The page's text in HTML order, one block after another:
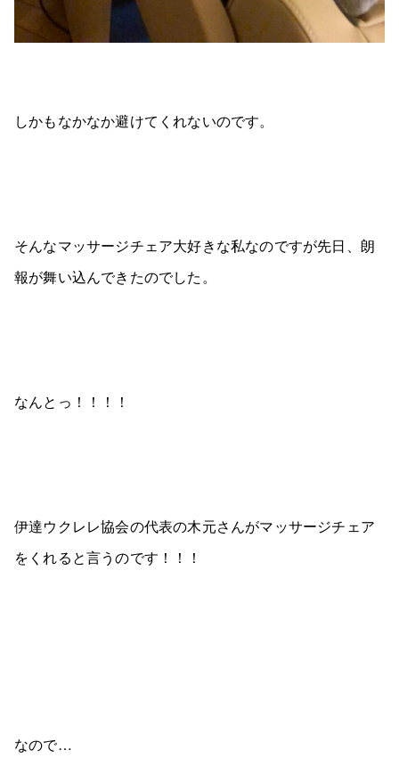
しかもなかなか避けてくれないのです。
そんなマッサージチェア大好きな私なのですが先日、朗
報が舞い込んできたのでした。
なんとっ！！！！
伊達ウクレレ協会の代表の木元さんがマッサージチェア
をくれると言うのです！！！
なので…